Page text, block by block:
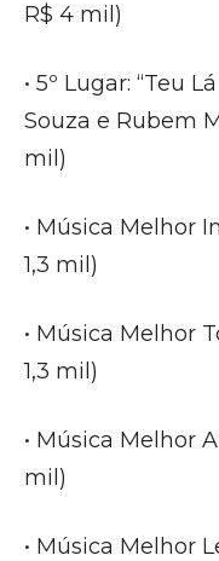
R$ 4 mil)
• 5º Lugar: “Teu
Souza e Rubem
mil)
• Música Melhor
1,3 mil)
• Música Melhor
1,3 mil)
• Música Melhor
mil)
• Música Melhor